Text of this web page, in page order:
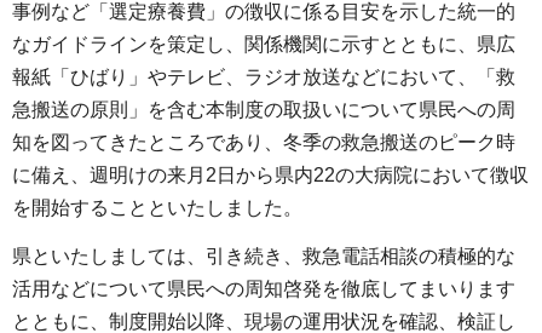
事例など「選定療養費」の徴収に係る目安を示した統一的
なガイドラインを策定し、関係機関に示すとともに、県広
報紙「ひばり」やテレビ、ラジオ放送などにおいて、「救
急搬送の原則」を含む本制度の取扱いについて県民への周
知を図ってきたところであり、冬季の救急搬送のピーク時
に備え、週明けの来月2日から県内22の大病院において徴収
を開始することといたしました。
県といたしましては、引き続き、救急電話相談の積極的な
活用などについて県民への周知啓発を徹底してまいります
とともに、制度開始以降、現場の運用状況を確認、検証し